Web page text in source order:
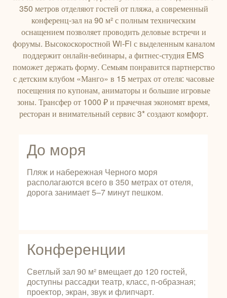
350 метров отделяют гостей от пляжа, а современный
конференц‑зал на 90 м² с полным техническим
оснащением позволяет проводить деловые встречи и
форумы. Высокоскоростной Wi‑Fi с выделенным каналом
поддержит онлайн‑вебинары, а фитнес‑студия EMS
поможет держать форму. Семьям понравится партнерство
с детским клубом «Манго» в 15 метрах от отеля: часовые
посещения по купонам, аниматоры и большие игровые
зоны. Трансфер от 1000 ₽ и прачечная экономят время,
ресторан и внимательный сервис 3* создают комфорт.
Конференции
Светлый зал 90 м² вмещает до 120 гостей,
доступны рассадки театр, класс, п‑образная;
проектор, экран, звук и флипчарт.
До моря
Пляж и набережная Черного моря
располагаются всего в 350 метрах от отеля,
дорога занимает 5–7 минут пешком.